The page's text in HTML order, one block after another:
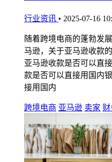
行业资讯 • 2025-07-16
随着跨境电商的蓬勃发
马逊，关于亚马逊收款
亚马逊收款是否可以直
款是否可以直接用国内
接用国内
跨境电商 亚马逊 卖家